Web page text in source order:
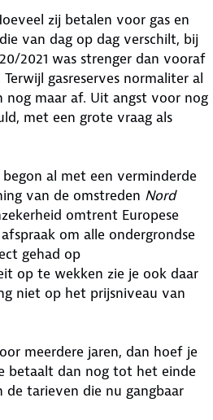
zij betalen voor gas en
van dag op dag verschilt, bij
2021 was strenger dan vooraf
gasreserves normaliter al
nog maar af. Uit angst voor nog
met een grote vraag als
al met een verminderde
van de omstreden Nord
omtrent Europese
om alle ondergrondse
gehad op
op te wekken zie je ook daar
niet op het prijsniveau van
meerdere jaren, dan hoef je
betaalt dan nog tot het einde
tarieven die nu gangbaar